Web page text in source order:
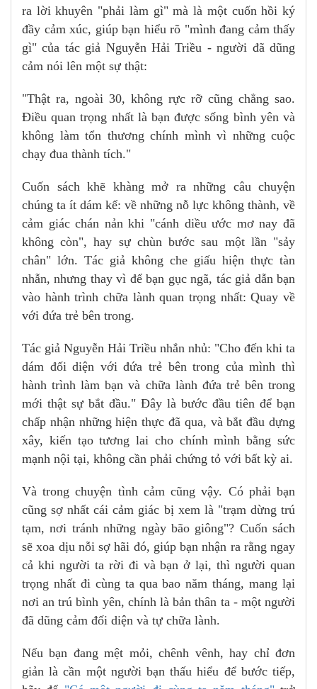
ra lời khuyên "phải làm gì" mà là một cuốn hồi ký
đầy cảm xúc, giúp bạn hiểu rõ "mình đang cảm thấy
gì" của tác giả Nguyễn Hải Triều - người đã dũng
cảm nói lên một sự thật:
"Thật ra, ngoài 30, không rực rỡ cũng chẳng sao.
Điều quan trọng nhất là bạn được sống bình yên và
không làm tổn thương chính mình vì những cuộc
chạy đua thành tích."
Cuốn sách khẽ khàng mở ra những câu chuyện
chúng ta ít dám kể: về những nỗ lực không thành, về
cảm giác chán nản khi "cánh diều ước mơ nay đã
không còn", hay sự chùn bước sau một lần "sảy
chân" lớn. Tác giả không che giấu hiện thực tàn
nhẫn, nhưng thay vì để bạn gục ngã, tác giả dẫn bạn
vào hành trình chữa lành quan trọng nhất: Quay về
với đứa trẻ bên trong.
Tác giả Nguyễn Hải Triều nhắn nhủ: "Cho đến khi ta
dám đối diện với đứa trẻ bên trong của mình thì
hành trình làm bạn và chữa lành đứa trẻ bên trong
mới thật sự bắt đầu." Đây là bước đầu tiên để bạn
chấp nhận những hiện thực đã qua, và bắt đầu dựng
xây, kiến tạo tương lai cho chính mình bằng sức
mạnh nội tại, không cần phải chứng tỏ với bất kỳ ai.
Và trong chuyện tình cảm cũng vậy. Có phải bạn
cũng sợ nhất cái cảm giác bị xem là "trạm dừng trú
tạm, nơi tránh những ngày bão giông"? Cuốn sách
sẽ xoa dịu nỗi sợ hãi đó, giúp bạn nhận ra rằng ngay
cả khi người ta rời đi và bạn ở lại, thì người quan
trọng nhất đi cùng ta qua bao năm tháng, mang lại
nơi an trú bình yên, chính là bản thân ta - một người
đã dũng cảm đối diện và tự chữa lành.
Nếu bạn đang mệt mỏi, chênh vênh, hay chỉ đơn
giản là cần một người bạn thấu hiểu để bước tiếp,